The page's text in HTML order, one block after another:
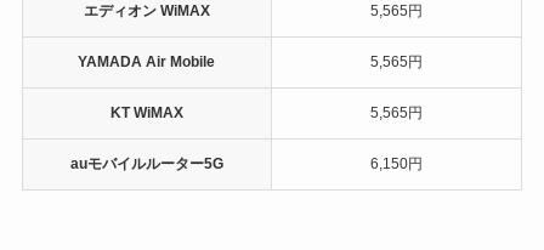
エディオン WiMAX 5,565円
YAMADA Air Mobile 5,565円
KT WiMAX 5,565円
auモバイルルーター5G 6,150円